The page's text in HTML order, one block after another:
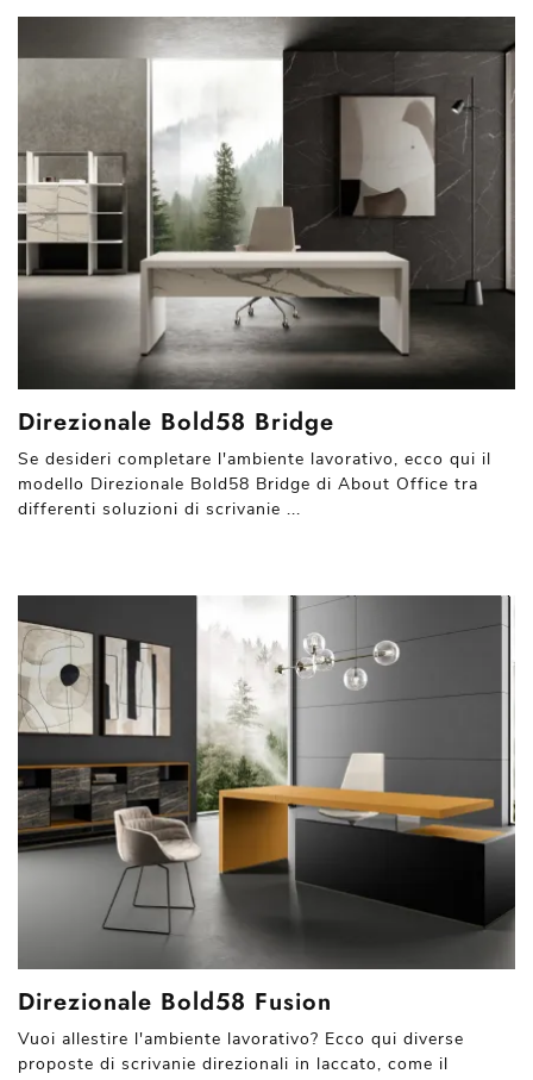
Direzionale Bold58 Bridge
Se desideri completare l'ambiente lavorativo, ecco qui il
modello Direzionale Bold58 Bridge di About Office tra
differenti soluzioni di scrivanie ...
Direzionale Bold58 Fusion
Vuoi allestire l'ambiente lavorativo? Ecco qui diverse
proposte di scrivanie direzionali in laccato, come il